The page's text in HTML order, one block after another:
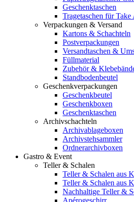
Geschenktaschen
Tragetaschen für Take
Verpackungen & Versand
Kartons & Schachteln
Postverpackungen
Versandtaschen &
Füllmaterial
Zubehör &
Standbodenbeutel
Geschenkverpackungen
Geschenkbeutel
Geschenkboxen
Geschenktaschen
Archivschachteln
Archivablageboxen
Archivstehsammler
Ordnerarchivboxen
Gastro & Event
Teller & Schalen
Teller & Schalen aus
Teller & Schalen aus
Nachhaltige Teller &